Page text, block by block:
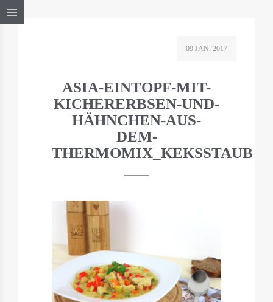
09 JAN. 2017
ASIA-EINTOPF-MIT-
KICHERERBSEN-UND-
HÄHNCHEN-AUS-
DEM-
THERMOMIX_KEKSSTAUB